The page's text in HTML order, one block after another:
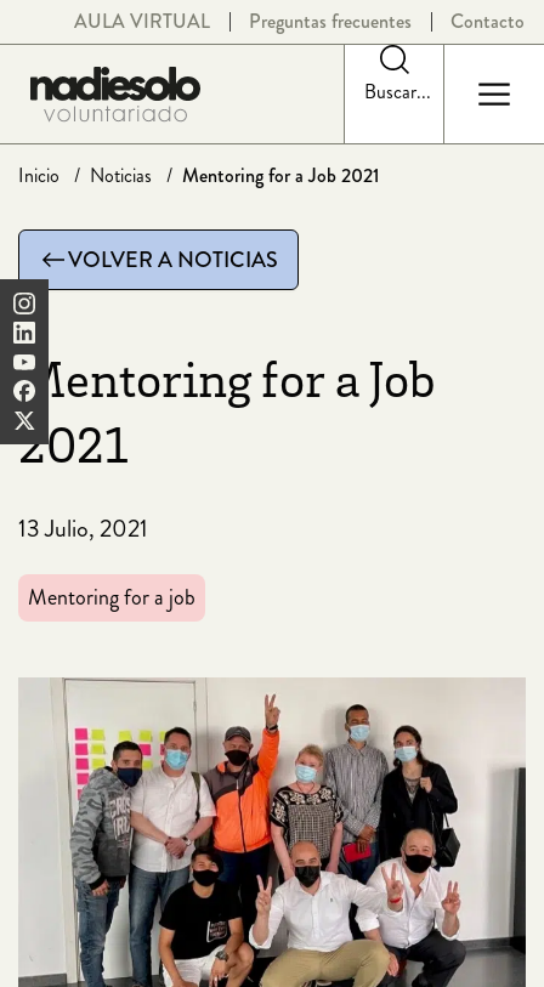
al
contenido
AULA VIRTUAL Preguntas frecuentes Contacto
Buscar...
Inicio Noticias Mentoring for a Job 2021
VOLVER A NOTICIAS
Mentoring for a Job
2021
13 Julio, 2021
Mentoring for a job